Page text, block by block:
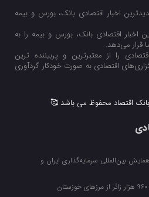
اخبار اقتصادی بانک، بورس و بیمه
اخبار اقتصادی بانک، بورس و بیمه را به
قرار می‌‌دهد.
را از معتبرترین و پربیننده ترین
اقتصادی به صورت خودکار گردآوری
اقتصاد محفوظ می باشد 🥰
بین‌المللی سرمایه‌گذاری ایران و